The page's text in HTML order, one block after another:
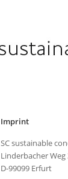
Imprint
SC sustainable
Linderbacher Weg
D-99099 Erfurt